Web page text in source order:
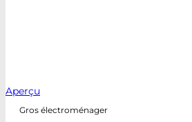
Aperçu
Gros électroménager